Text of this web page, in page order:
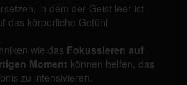
in dem der Geist leer ist
das körperliche Gefühl
wie das Fokussieren auf
Moment können helfen, das
zu intensivieren.